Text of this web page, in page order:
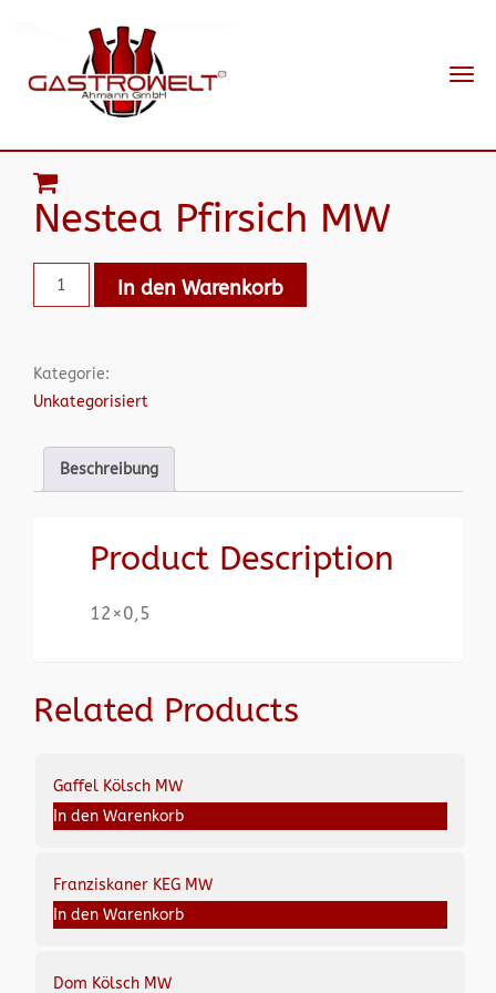
Nestea Pfirsich MW
In den Warenkorb
Kategorie:
Unkategorisiert
Beschreibung
Product Description
12×0,5
Related Products
Gaffel Kölsch MW
In den Warenkorb
Franziskaner KEG MW
In den Warenkorb
Dom Kölsch MW